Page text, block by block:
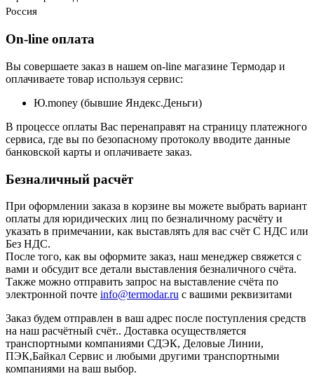
Россия
On-line оплата
Вы совершаете заказ в нашем on-line магазине Термодар и
оплачиваете товар используя сервис:
Ю.money (бывшие Яндекс.Деньги)
В процессе оплаты Вас перенаправят на страницу платежного
сервиса, где вы по безопасному протоколу вводите данные
банковской карты и оплачиваете заказ.
Безналичный расчёт
При оформлении заказа в корзине вы можете выбрать вариант
оплаты для юридических лиц по безналичному расчёту и
указать в примечании, как выставлять для вас счёт С НДС или
Без НДС.
После того, как вы оформите заказ, наш менеджер свяжется с
вами и обсудит все детали выставления безналичного счёта.
Также можно отправить запрос на выставление счёта по
электронной почте info@termodar.ru с вашими реквизитами
Заказ будем отправлен в ваш адрес после поступления средств
на наш расчётный счёт.. Доставка осуществляется
транспортными компаниями СДЭК, Деловые Линии,
ПЭК,Байкал Сервис и любыми другими транспортными
компаниями на ваш выбор.